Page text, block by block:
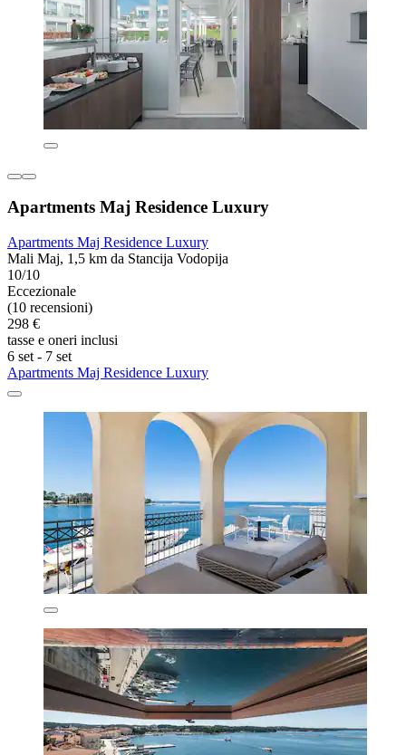
Apartments Maj Residence Luxury
Apartments Maj Residence Luxury
Mali Maj, 1,5 km da Stancija Vodopija
10/10
Eccezionale
(10 recensioni)
298 €
tasse e oneri inclusi
6 set - 7 set
Apartments Maj Residence Luxury